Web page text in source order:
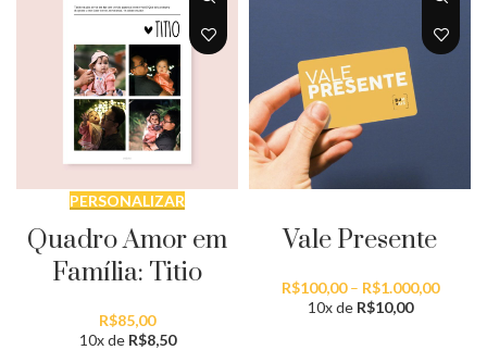
PERSONALIZAR
Quadro Amor em
Família: Titio
R$85,00
10x de R$8,50
Vale Presente
R$100,00 – R$1.000,00Faixa
10x de R$10,00